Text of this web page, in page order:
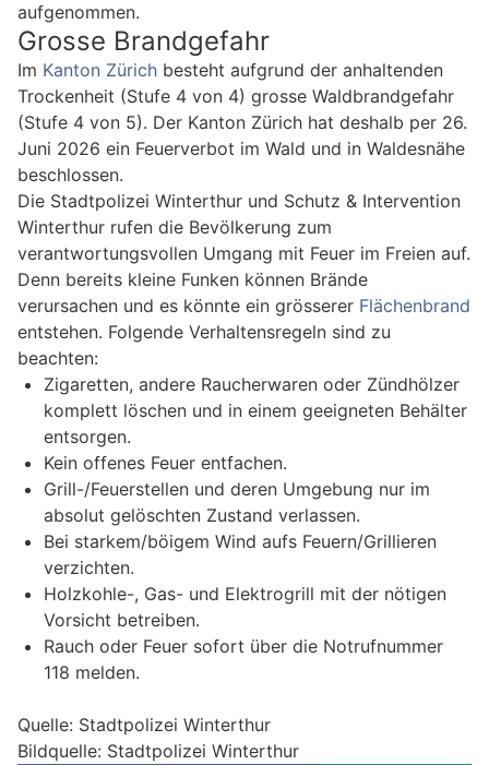
aufgenommen.
Grosse Brandgefahr
Im Kanton Zürich besteht aufgrund der anhaltenden
Trockenheit (Stufe 4 von 4) grosse Waldbrandgefahr
(Stufe 4 von 5). Der Kanton Zürich hat deshalb per 26.
Juni 2026 ein Feuerverbot im Wald und in Waldesnähe
beschlossen.
Die Stadtpolizei Winterthur und Schutz & Intervention
Winterthur rufen die Bevölkerung zum
verantwortungsvollen Umgang mit Feuer im Freien auf.
Denn bereits kleine Funken können Brände
verursachen und es könnte ein grösserer Flächenbrand
entstehen. Folgende Verhaltensregeln sind zu
beachten:
Zigaretten, andere Raucherwaren oder Zündhölzer
komplett löschen und in einem geeigneten Behälter
entsorgen.
Kein offenes Feuer entfachen.
Grill-/Feuerstellen und deren Umgebung nur im
absolut gelöschten Zustand verlassen.
Bei starkem/böigem Wind aufs Feuern/Grillieren
verzichten.
Holzkohle-, Gas- und Elektrogrill mit der nötigen
Vorsicht betreiben.
Rauch oder Feuer sofort über die Notrufnummer
118 melden.
Quelle: Stadtpolizei Winterthur
Bildquelle: Stadtpolizei Winterthur